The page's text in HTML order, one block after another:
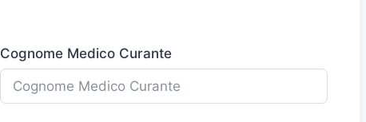
Cognome Medico Curante